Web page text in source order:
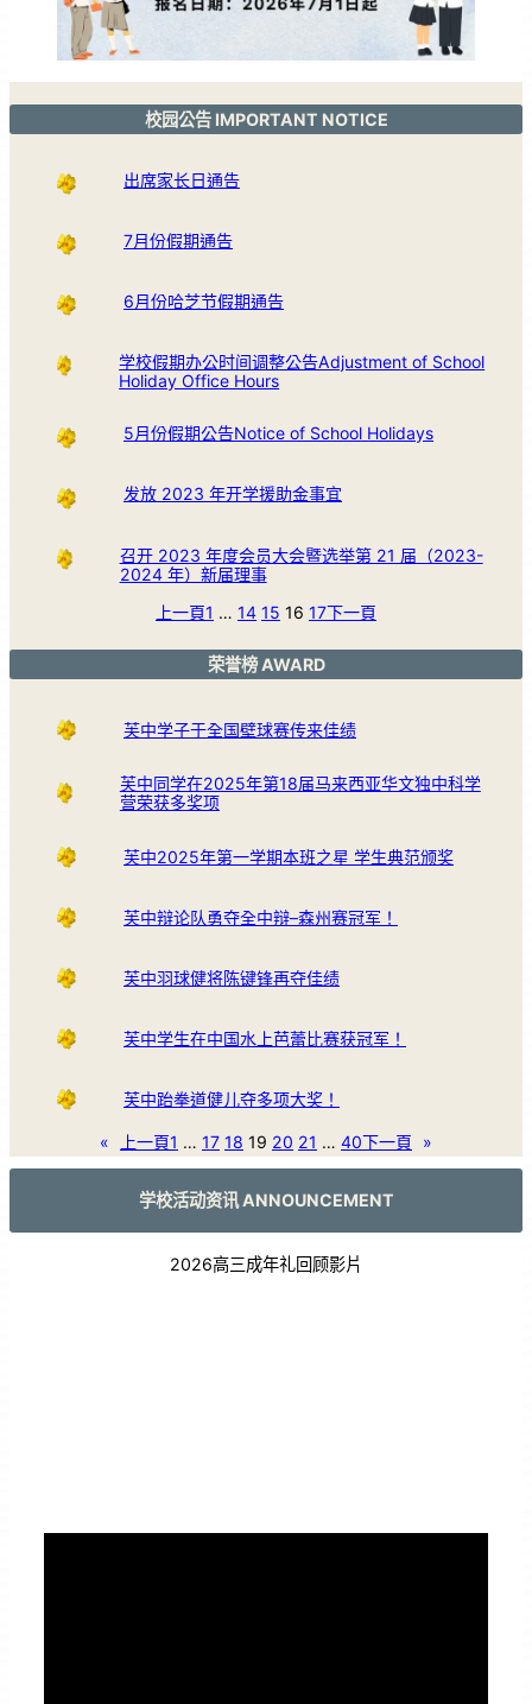
校园公告 IMPORTANT NOTICE
出席家长日通告
7月份假期通告
6月份哈芝节假期通告
学校假期办公时间调整公告Adjustment of School
Holiday Office Hours
5月份假期公告Notice of School Holidays
发放 2023 年开学援助金事宜
召开 2023 年度会员大会暨选举第 21 届（2023-
2024 年）新届理事
上一頁1 … 14 15 16 17下一頁
荣誉榜 AWARD
芙中学子于全国壁球赛传来佳绩
芙中同学在2025年第18届马来西亚华文独中科学
营荣获多奖项
芙中2025年第一学期本班之星 学生典范颁奖
芙中辩论队勇夺全中辩–森州赛冠军！
芙中羽球健将陈键锋再夺佳绩
芙中学生在中国水上芭蕾比赛获冠军！
芙中跆拳道健儿夺多项大奖！
« 上一頁1 … 17 18 19 20 21 … 40下一頁 »
学校活动资讯 ANNOUNCEMENT
2026高三成年礼回顾影片